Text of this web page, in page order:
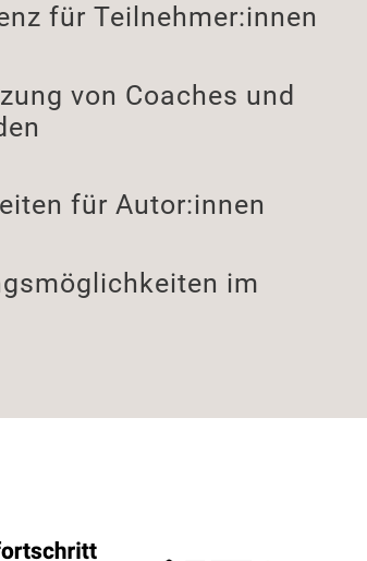
für Teilnehmer:innen
von Coaches und
für Autor:innen
im